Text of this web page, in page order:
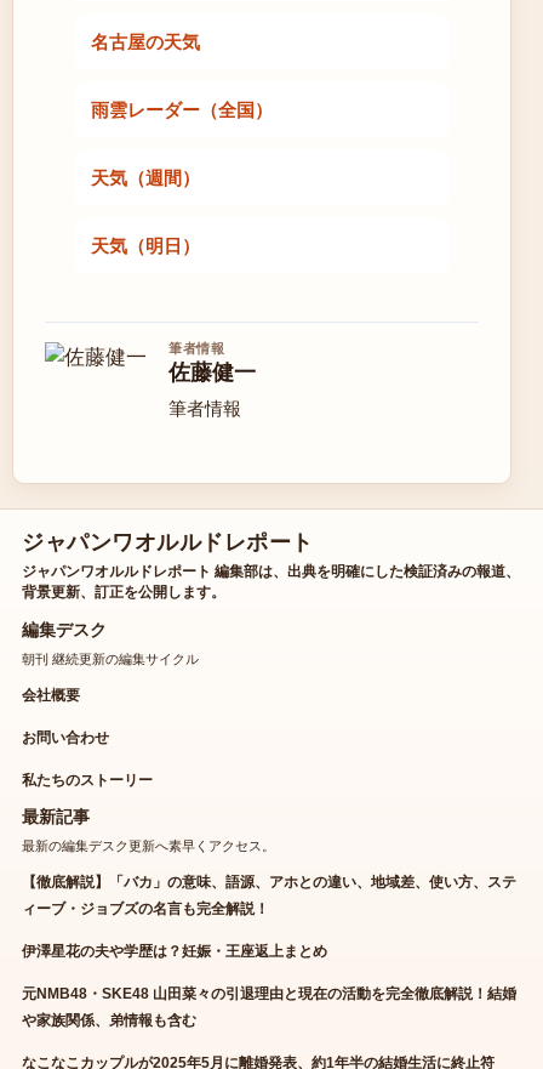
名古屋の天気
雨雲レーダー（全国）
天気（週間）
天気（明日）
筆者情報
佐藤健一
筆者情報
ジャパンワオルルドレポート
ジャパンワオルルドレポート 編集部は、出典を明確にした検証済みの報道、
背景更新、訂正を公開します。
編集デスク
朝刊 継続更新の編集サイクル
会社概要
お問い合わせ
私たちのストーリー
最新記事
最新の編集デスク更新へ素早くアクセス。
【徹底解説】「バカ」の意味、語源、アホとの違い、地域差、使い方、ステ
ィーブ・ジョブズの名言も完全解説！
伊澤星花の夫や学歴は？妊娠・王座返上まとめ
元NMB48・SKE48 山田菜々の引退理由と現在の活動を完全徹底解説！結婚
や家族関係、弟情報も含む
なこなこカップルが2025年5月に離婚発表、約1年半の結婚生活に終止符